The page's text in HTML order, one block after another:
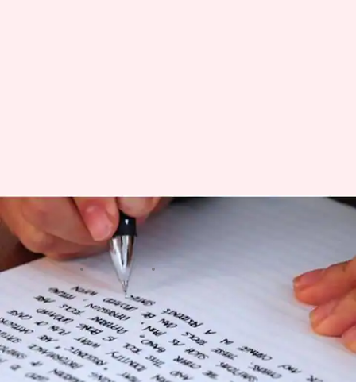
राष्ट्रीय निबंध प्रतियोगिता में भाग लेकर
जीतें 15,000 रुपये तक का इनाम
लेखन मोना दीक्षित Nov 29, 2019
क्या है खबर?
अगर आप निबंध लिखने के शौकीन हैं तो आपके लिए ये
लेख पढ़ना बहुत जरुरी है। केंद्र सरकार आपके लिए एक